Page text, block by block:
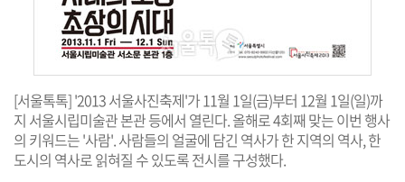
[서울톡톡] '2013 서울사진축제'가 11월 1일(금)부터 12월 1일(일)까
지 서울시립미술관 본관 등에서 열린다. 올해로 4회째 맞는 이번 행사
의 키워드는 '사람'. 사람들의 얼굴에 담긴 역사가 한 지역의 역사, 한
도시의 역사로 읽혀질 수 있도록 전시를 구성했다.